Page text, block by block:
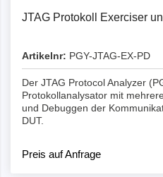
JTAG Protokoll Exerciser
Artikelnr: PGY-JTAG-EX-PD
Der JTAG Protocol Analyzer
Protokollanalysator mit
und Debuggen der
DUT.
Preis auf Anfrage